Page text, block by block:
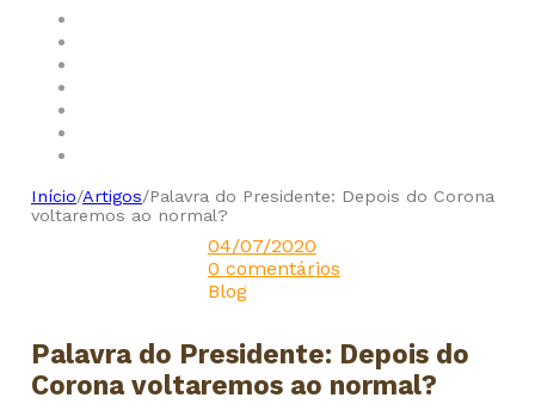
Início/Artigos/Palavra do Presidente: Depois do Corona
voltaremos ao normal?
04/07/2020
0 comentários
Blog
Palavra do Presidente: Depois do
Corona voltaremos ao normal?